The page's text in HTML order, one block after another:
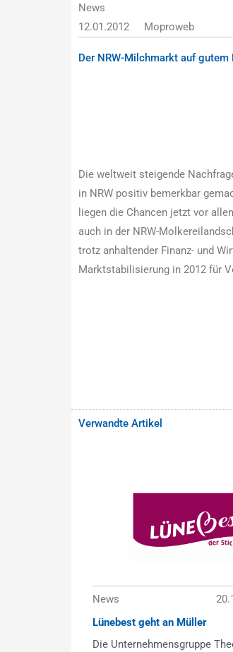
News
12.01.2012
Moproweb
Der NRW-Milchmarkt auf gutem
Die weltweit steigende
in NRW positiv bemerkbar
liegen die Chancen jetzt vor
auch in der NRW-
trotz anhaltender Finanz- und
Marktstabilisierung in 2012 für
Verwandte Artikel
News
Lünebest geht an Müller
Die Unternehmensgruppe